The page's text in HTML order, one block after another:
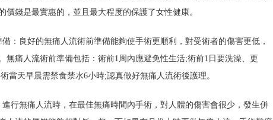
價錢是最實惠的，並且最大程度的保護了女性健康。
：良好的無痛人流術前準備能夠使手術更順利，對受術者的傷害更低，
無痛人流術前準備包括：術前1周內應避免性生活;術前1日要洗澡、更
當天早晨需禁食禁水6小時;認真做好無痛人流術後護理。
行無痛人流時，在最佳無痛時間內手術，對人體的傷害會很少，發生併